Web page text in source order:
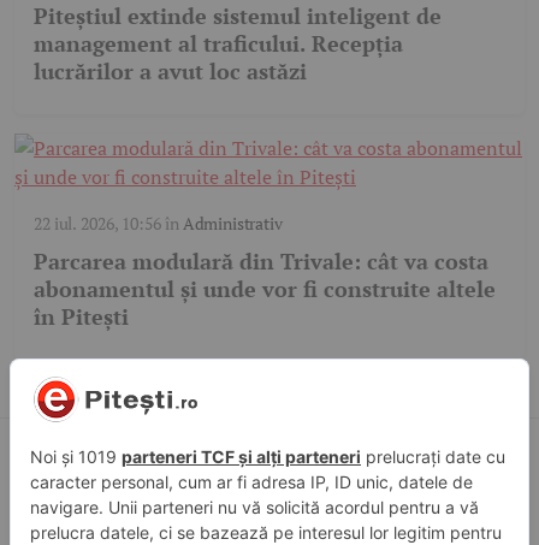
Piteștiul extinde sistemul inteligent de
management al traficului. Recepția
lucrărilor a avut loc astăzi
22 iul. 2026, 10:56înAdministrativ
Parcarea modulară din Trivale: cât va costa
abonamentul și unde vor fi construite altele
în Pitești
Pagini
Acasă
Zone
Curtea de Argeș